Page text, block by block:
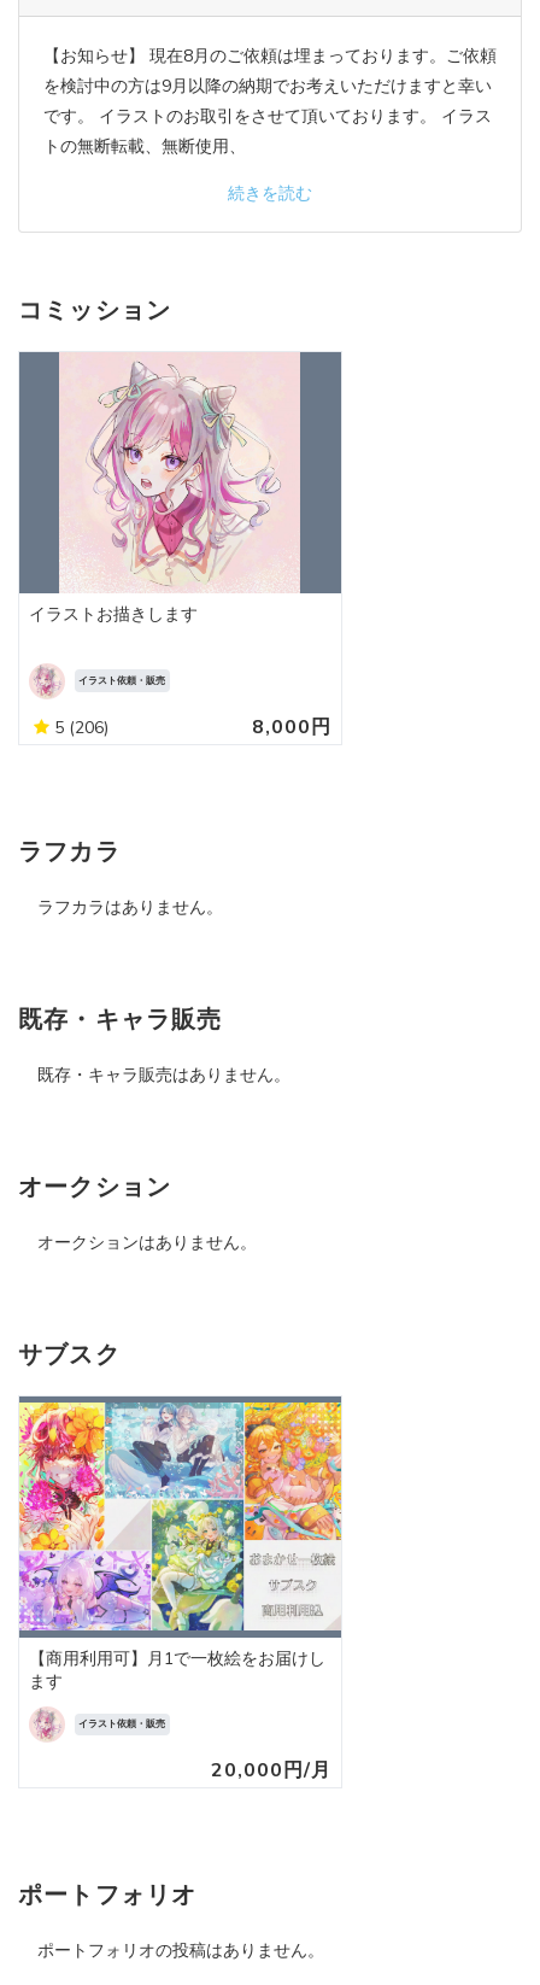
【お知らせ】 現在8月のご依頼は埋まっております。ご依頼
を検討中の方は9月以降の納期でお考えいただけますと幸い
です。 イラストのお取引をさせて頂いております。 イラス
トの無断転載、無断使用、
続きを読む
コミッション
イラストお描きします
イラスト依頼・販売
5 (206) 8,000円
ラフカラ
ラフカラはありません。
既存・キャラ販売
既存・キャラ販売はありません。
オークション
オークションはありません。
サブスク
【商用利用可】月1で一枚絵をお届けし
ます
イラスト依頼・販売
20,000円/月
ポートフォリオ
ポートフォリオの投稿はありません。